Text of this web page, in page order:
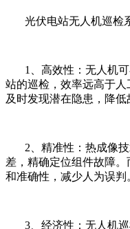
光伏电站无人机巡检
1、高效性：无人机可
站的巡检，效率远高于
及时发现潜在隐患，降低
2、精准性：热成像技
差，精确定位组件故障
和准确性，减少人为误判
3、经济性：无人机巡